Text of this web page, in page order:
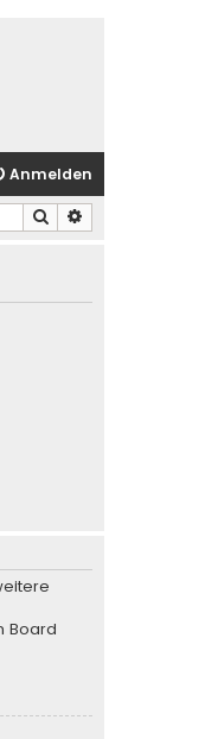
Anmelden
Suche
Board